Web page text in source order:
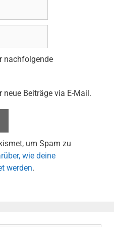
nachfolgende
Beiträge via E-Mail.
um Spam zu
wie deine
werden.